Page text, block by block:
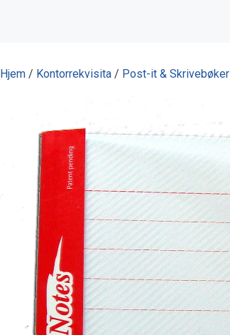
Hjem / Kontorrekvisita / Post-it & Skrivebøker